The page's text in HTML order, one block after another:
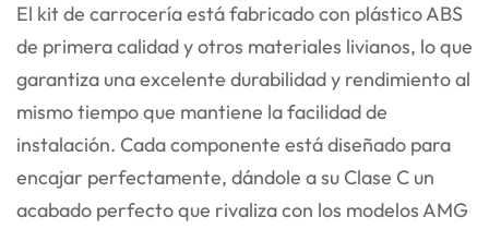
El kit de carrocería está fabricado con plástico ABS
de primera calidad y otros materiales livianos, lo que
garantiza una excelente durabilidad y rendimiento al
mismo tiempo que mantiene la facilidad de
instalación. Cada componente está diseñado para
encajar perfectamente, dándole a su Clase C un
acabado perfecto que rivaliza con los modelos AMG